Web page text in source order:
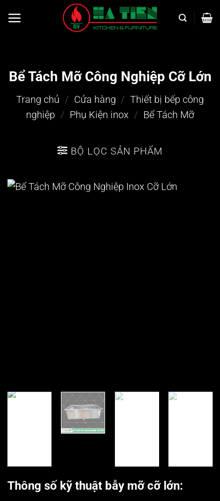
qua
Bể Tách Mỡ Công Nghiệp Cỡ Lớn
Trang chủ / Cửa hàng / Thiết bị bếp công
nghiệp / Phụ Kiện inox / Bể Tách Mỡ
BỘ LỌC SẢN PHẨM
Thông số kỹ thuật bẫy mỡ cỡ lớn: